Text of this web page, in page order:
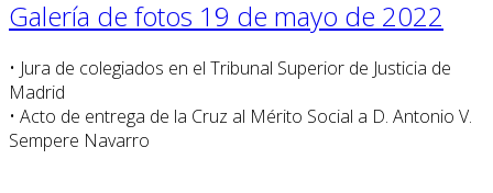
Galería de fotos 19 de mayo de 2022
• Jura de colegiados en el Tribunal Superior de Justicia de
Madrid
• Acto de entrega de la Cruz al Mérito Social a D. Antonio V.
Sempere Navarro